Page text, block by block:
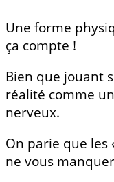
Une forme
ça compte !
Bien que jouant
réalité comme
nerveux.
On parie que les
ne vous